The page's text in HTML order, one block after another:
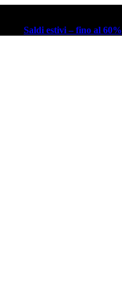
Saldi estivi – fino al 60%